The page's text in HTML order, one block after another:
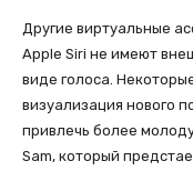
Другие виртуальные
Apple Siri не имеют
виде голоса.
визуализация нового
привлечь более
Sam, который